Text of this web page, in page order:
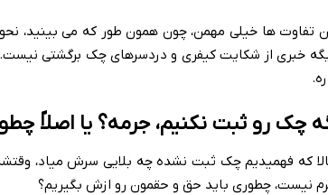
تفاوت ها خیلی مهمن، چون همون طور که می بینید،
خبری از شکایت کیفری و دردسرهای چک برگشتی
چک رو ثبت نکنیم، جرمه؟ یا اصلاً
که فهمیدیم چک ثبت نشده چه بلایی سرش میاد،
نیست، چطوری باید حق و حقمون رو ازش بگیریم؟